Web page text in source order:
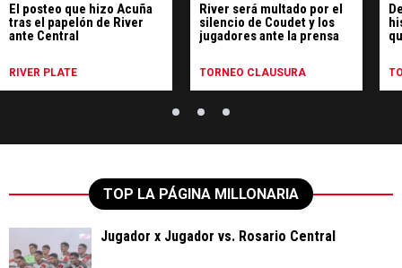
El posteo que hizo Acuña
tras el papelón de River
ante Central
RIVER PLATE
River será multado por el
silencio de Coudet y los
jugadores ante la prensa
TORNEO CLAUSURA
TOP LA PÁGINA MILLONARIA
Jugador x Jugador vs. Rosario Central